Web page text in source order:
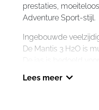
1200
aantal
prestaties,
Adventure Sport-stijl.
Ingebouwde
De Mantis 3 H2O is
De jas is bedoeld
die dankzij
jas combineert
Lees meer